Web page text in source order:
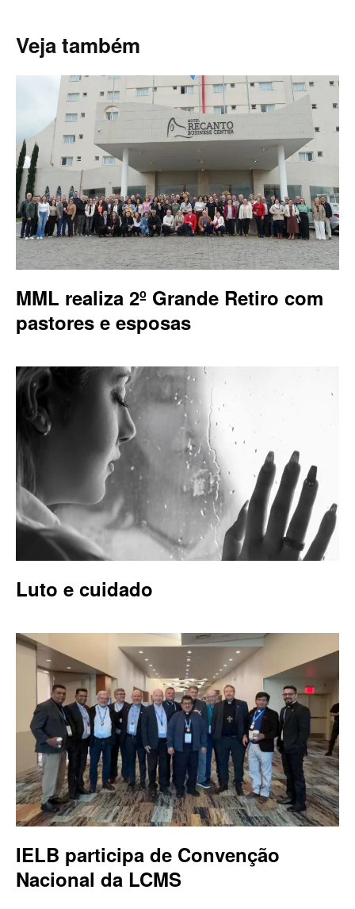
Veja também
MML realiza 2º Grande Retiro com
pastores e esposas
Luto e cuidado
IELB participa de Convenção
Nacional da LCMS